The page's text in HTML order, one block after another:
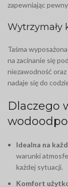
zapewniając
Wytrzymały
Taśma
na zacinanie się
niezawodność
nadaje się do
Dlaczego
Idealna na
warunki
każdej sytuacji.
Komfort